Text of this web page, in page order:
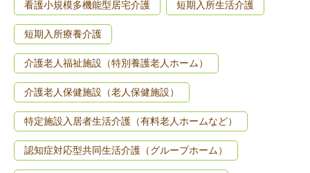
看護小規模多機能型居宅介護 短期入所生活介護
短期入所療養介護
介護老人福祉施設（特別養護老人ホーム）
介護老人保健施設（老人保健施設）
特定施設入居者生活介護（有料老人ホームなど）
認知症対応型共同生活介護（グループホーム）